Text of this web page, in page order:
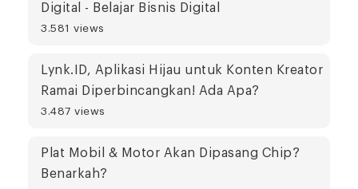
Digital - Belajar Bisnis Digital
3.581 views
Lynk.ID, Aplikasi Hijau untuk Konten Kreator
Ramai Diperbincangkan! Ada Apa?
3.487 views
Plat Mobil & Motor Akan Dipasang Chip?
Benarkah?